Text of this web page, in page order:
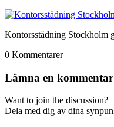
Kontorsstädning Stockholm
0 Kommentarer
Lämna en kommentar
Want to join the discussion?
Dela med dig av dina